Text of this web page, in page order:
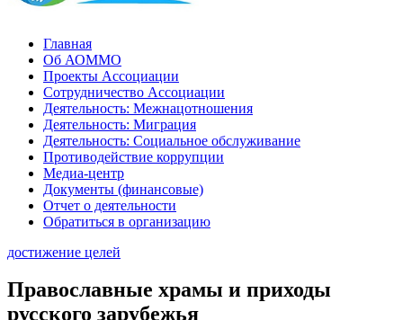
Главная
Об АОММО
Проекты Ассоциации
Сотрудничество Ассоциации
Деятельность: Межнацотношения
Деятельность: Миграция
Деятельность: Социальное обслуживание
Противодействие коррупции
Медиа-центр
Документы (финансовые)
Отчет о деятельности
Обратиться в организацию
достижение целей
Православные храмы и приходы
русского зарубежья